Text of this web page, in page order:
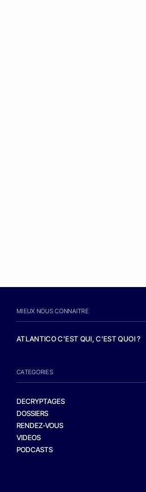
MIEUX NOUS CONNAITRE
ATLANTICO C'EST QUI, C'EST QUOI ?
CATEGORIES
DECRYPTAGES
DOSSIERS
RENDEZ-VOUS
VIDEOS
PODCASTS